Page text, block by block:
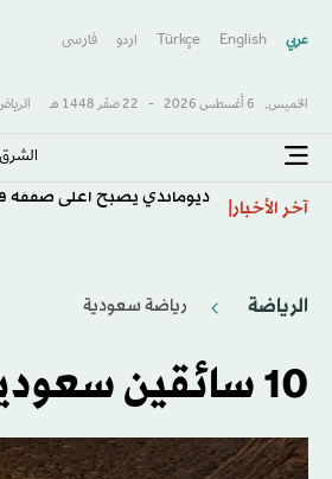
عربي English
Türkçe اردو فارسى
الخميس, 6 أغسطس 2026 - 22 صفَر 1448 هـ
آخر الأخبار ديوماندي يصبح أغلى صفقة
الرياضة رياضة سعودية
10 سائقين سعوديين يتأهبون للمشاركة في رالي داكار 2024